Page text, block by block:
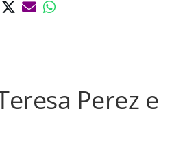
Perez e